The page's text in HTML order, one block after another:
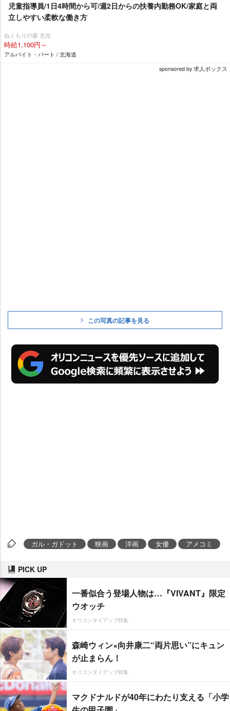
児童指導員/1日4時間から可/週2日からの扶養内勤務OK/家庭と両
立しやすい柔軟な働き方
ぬくもりの森 北光
時給1,100円～
アルバイト・パート / 北海道
sponsored by 求人ボックス
この写真の記事を見る
ガル・ガドット 映画 洋画 女優 アメコミ
PICK UP
一番似合う登場人物は…『VIVANT』限定
ウオッチ
オリコンタイアップ特集
森崎ウィン×向井康二“両片思い”にキュン
が止まらん！
オリコンタイアップ特集
マクドナルドが40年にわたり支える「小学